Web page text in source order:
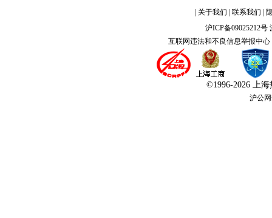
关于我们 联系我们
沪ICP备09025212号
互联网违法和不良信息举报中心
©1996-2026 上
沪公网